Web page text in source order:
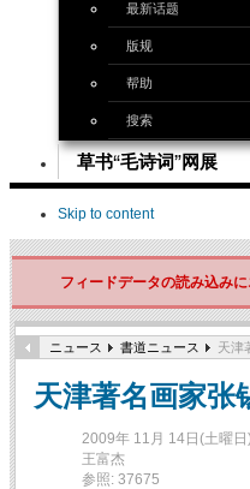
最新话题
版规
帮助
搜索
草书“毛诗词”网展
Skip to content
フィードデータの読み込み
ニュース 書道ニュース 天津
天津著名画家张
2009年 11月 14日(土曜
王富杰
参照: 37675